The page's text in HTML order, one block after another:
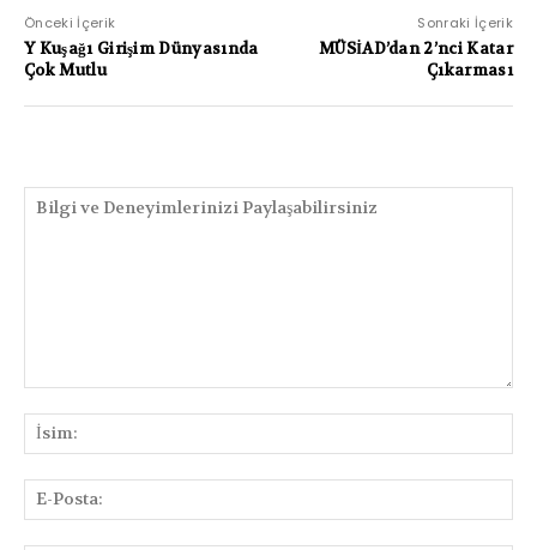
Önceki İçerik
Y Kuşağı Girişim Dünyasında
Çok Mutlu
Sonraki İçerik
MÜSİAD’dan 2’nci Katar
Çıkarması
ve
Deneyimlerinizi